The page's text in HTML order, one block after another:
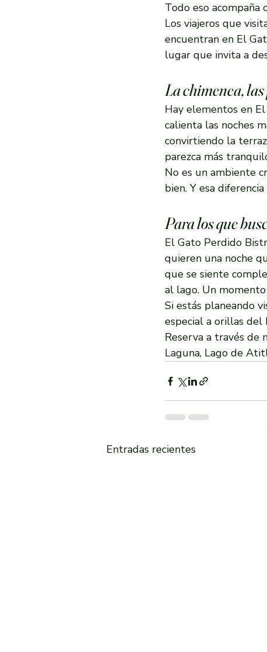
Todo eso acompaña
Los viajeros que
encuentran en El
lugar que invita a
La chimenea,
Hay elementos en
calienta las noches
convirtiendo la
parezca más
No es un ambiente
bien. Y esa
Para los que
El Gato Perdido
quieren una noche
que se siente
al lago. Un
Si estás planeando
especial a orillas
Reserva a través de
Laguna, Lago de
Entradas recientes